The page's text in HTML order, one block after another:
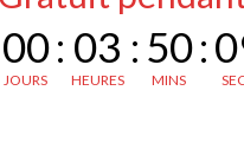
00
JOURS
: 03
HEURES
: 50
MINS
: